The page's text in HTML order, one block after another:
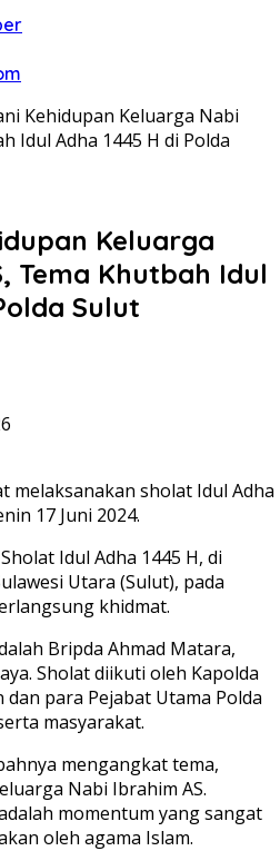
Kehidupan Keluarga Nabi
Idul Adha 1445 H di Polda
Keluarga
Tema Khutbah Idul
Sulut
melaksanakan sholat Idul Adha
17 Juni 2024.
Idul Adha 1445 H, di
Utara (Sulut), pada
khidmat.
Bripda Ahmad Matara,
Sholat diikuti oleh Kapolda
para Pejabat Utama Polda
masyarakat.
mengangkat tema,
Nabi Ibrahim AS.
momentum yang sangat
oleh agama Islam.